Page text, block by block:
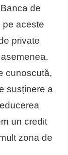
de
pe aceste
private
cunoscută,
susținere a
un credit
zona de